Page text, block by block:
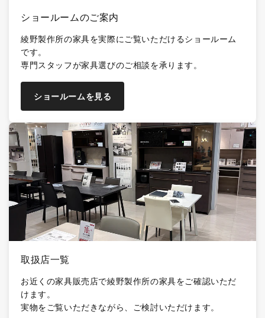
ショールームのご案内
綾野製作所の家具を実際にご覧いただけるショールーム
です。
専門スタッフが家具選びのご相談を承ります。
ショールームを見る
取扱店一覧
お近くの家具販売店で綾野製作所の家具をご確認いただ
けます。
実物をご覧いただきながら、ご検討いただけます。